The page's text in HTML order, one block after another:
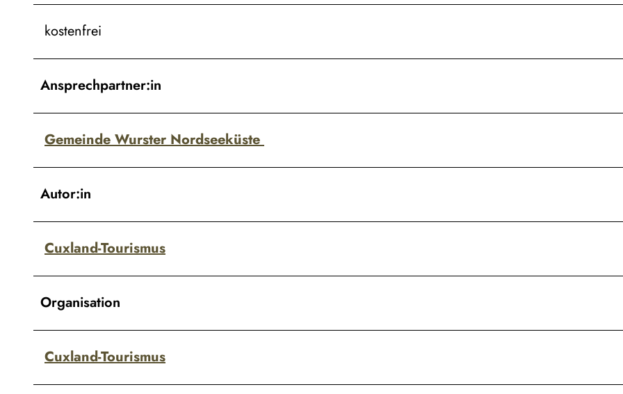
kostenfrei
Ansprechpartner:in
Gemeinde Wurster Nordseeküste
Autor:in
Cuxland-Tourismus
Organisation
Cuxland-Tourismus